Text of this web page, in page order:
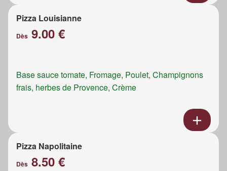
Pizza Louisianne
Dès 9.00 €
Base sauce tomate, Fromage, Poulet, Champignons
frais, herbes de Provence, Crème
Pizza Napolitaine
Dès 8.50 €